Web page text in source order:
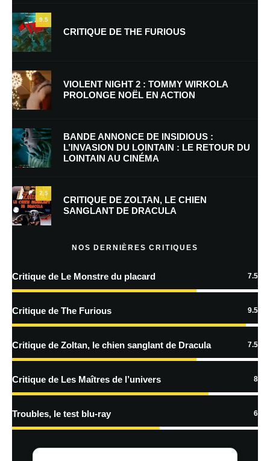
Nom*
E-mail *
Enregistrer mon nom, mon e-mail et mon site dans le navigateur pour
mon prochain commentaire.
Prévenez-moi de tous les nouveaux commentaires par e-mail.
Prévenez-moi de tous les nouveaux articles par e-mail.
En savoir
traitées
9.5
CRITIQUE DE THE FURIOUS
VIOLENT NIGHT 2 : TOMMY WIRKOLA
PROLONGE NOËL EN ACTION
BANDE ANNONCE DE INSIDIOUS :
L’INVASION DU LOINTAIN : LE RETOUR DU
LOINTAIN AU CINÉMA
7.5
CRITIQUE DE ZOLTAN, LE CHIEN
SANGLANT DE DRACULA
NOS DERNIÈRES CRITIQUES
Critique de Le Monstre du placard 7.5
Critique de The Furious 9.5
Critique de Zoltan, le chien sanglant de Dracula 7.5
Critique de Les Maîtres de l’univers 8
Troubles, le test blu-ray 6